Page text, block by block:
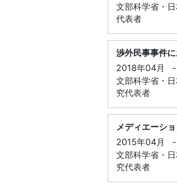
文部科学省・
代表者
渉外民事事件
2018年04月
-
文部科学省・
究代表者
メディエーシ
2015年04月
-
文部科学省・
究代表者